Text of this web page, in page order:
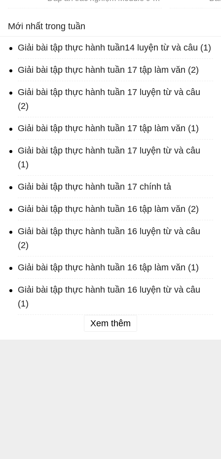
Mới nhất trong tuần
Giải bài tập thực hành tuần14 luyện từ và câu (1)
Giải bài tập thực hành tuần 17 tập làm văn (2)
Giải bài tập thực hành tuần 17 luyện từ và câu
(2)
Giải bài tập thực hành tuần 17 tập làm văn (1)
Giải bài tập thực hành tuần 17 luyện từ và câu
(1)
Giải bài tập thực hành tuần 17 chính tả
Giải bài tập thực hành tuần 16 tập làm văn (2)
Giải bài tập thực hành tuần 16 luyện từ và câu
(2)
Giải bài tập thực hành tuần 16 tập làm văn (1)
Giải bài tập thực hành tuần 16 luyện từ và câu
(1)
Xem thêm